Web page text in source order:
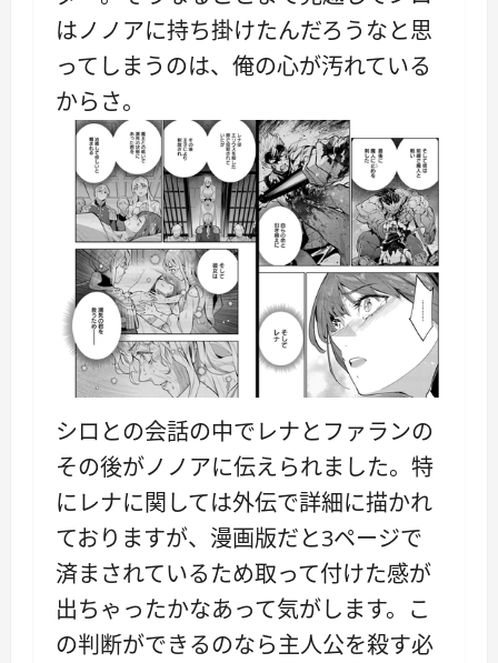
はノノアに持ち掛けたんだろうなと思
ってしまうのは、俺の心が汚れている
からさ。
シロとの会話の中でレナとファランの
その後がノノアに伝えられました。特
にレナに関しては外伝で詳細に描かれ
ておりますが、漫画版だと3ページで
済まされているため取って付けた感が
出ちゃったかなあって気がします。こ
の判断ができるのなら主人公を殺す必